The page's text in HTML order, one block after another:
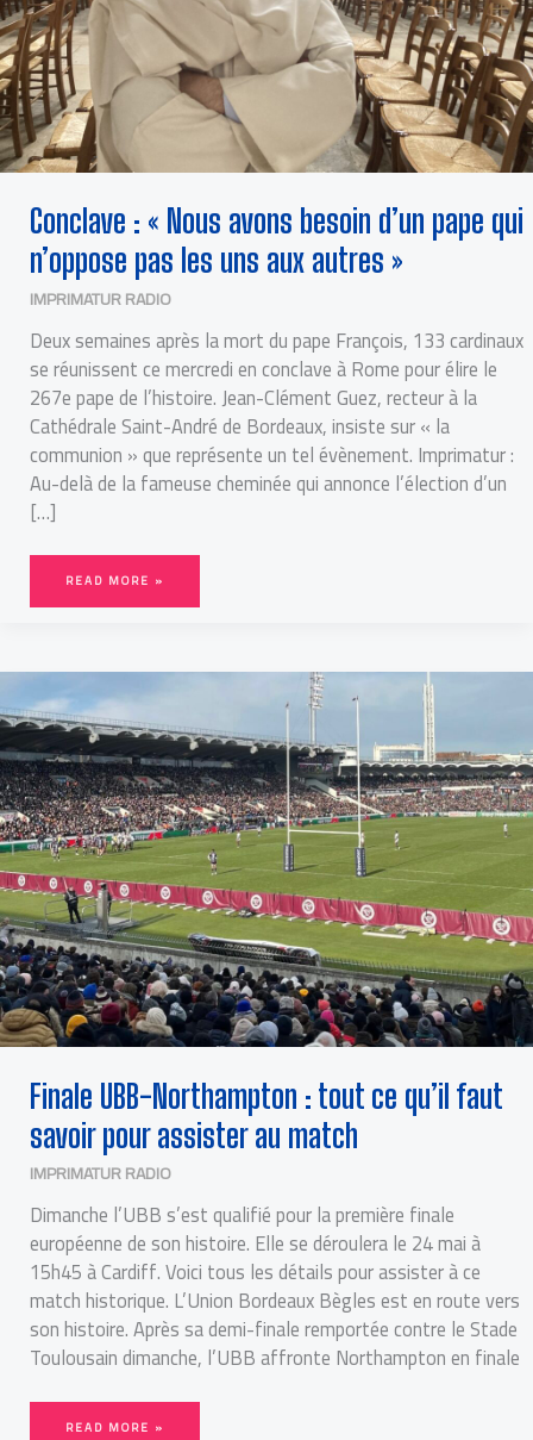
Conclave : « Nous avons besoin d’un pape qui
n’oppose pas les uns aux autres »
IMPRIMATUR RADIO
Deux semaines après la mort du pape François, 133 cardinaux
se réunissent ce mercredi en conclave à Rome pour élire le
267e pape de l’histoire. Jean-Clément Guez, recteur à la
Cathédrale Saint-André de Bordeaux, insiste sur « la
communion » que représente un tel évènement. Imprimatur :
Au-delà de la fameuse cheminée qui annonce l’élection d’un
[…]
READ MORE »
Finale UBB-Northampton : tout ce qu’il faut
savoir pour assister au match
IMPRIMATUR RADIO
Dimanche l’UBB s’est qualifié pour la première finale
européenne de son histoire. Elle se déroulera le 24 mai à
15h45 à Cardiff. Voici tous les détails pour assister à ce
match historique. L’Union Bordeaux Bègles est en route vers
son histoire. Après sa demi-finale remportée contre le Stade
Toulousain dimanche, l’UBB affronte Northampton en finale
FINALE
NORTHAMPTON :
TOUT
CE
QU’IL
FAUT
SAVOIR
POUR
ASSISTER
AU
MATCH
READ MORE »